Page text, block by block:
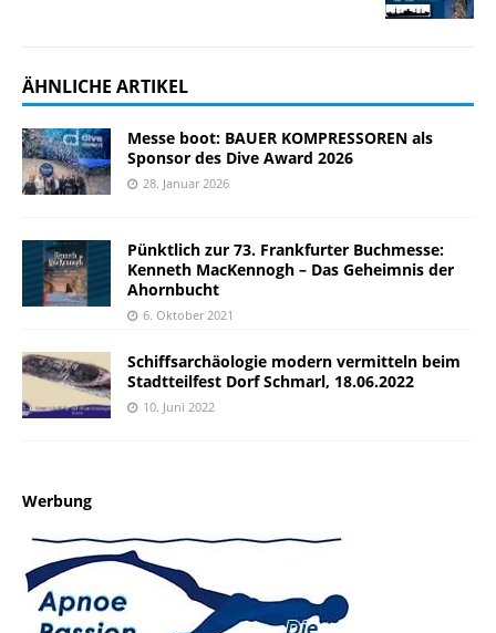
ÄHNLICHE ARTIKEL
Messe boot: BAUER KOMPRESSOREN als
Sponsor des Dive Award 2026
28. Januar 2026
Pünktlich zur 73. Frankfurter Buchmesse:
Kenneth MacKennogh – Das Geheimnis der
Ahornbucht
6. Oktober 2021
Schiffsarchäologie modern vermitteln beim
Stadtteilfest Dorf Schmarl, 18.06.2022
10. Juni 2022
Werbung